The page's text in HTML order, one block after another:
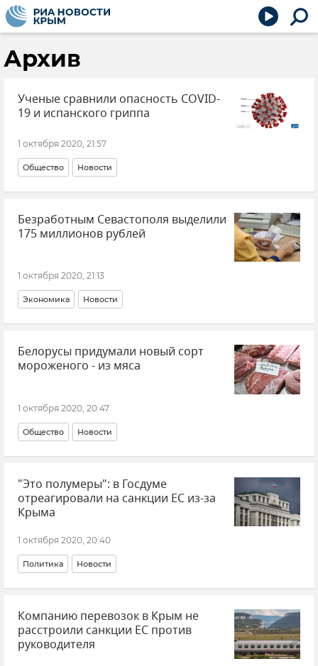
Архив
Ученые сравнили опасность COVID-
19 и испанского гриппа
1 октября 2020, 21:57
Общество Новости
Безработным Севастополя выделили
175 миллионов рублей
1 октября 2020, 21:13
Экономика Новости
Белорусы придумали новый сорт
мороженого - из мяса
1 октября 2020, 20:47
Общество Новости
"Это полумеры": в Госдуме
отреагировали на санкции ЕС из-за
Крыма
1 октября 2020, 20:40
Политика Новости
Компанию перевозок в Крым не
расстроили санкции ЕС против
руководителя